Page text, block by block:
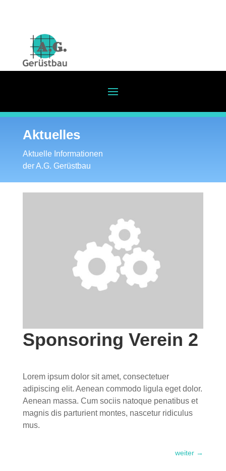
Aktuelles
Aktuelle Informationen
der A.G. Gerüstbau
Sponsoring Verein 2
Lorem ipsum dolor sit amet, consectetuer
adipiscing elit. Aenean commodo ligula eget dolor.
Aenean massa. Cum sociis natoque penatibus et
magnis dis parturient montes, nascetur ridiculus
mus.
weiter →